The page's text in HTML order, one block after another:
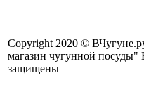
Copyright 2020 ©
магазин чугунной посуды"
защищены